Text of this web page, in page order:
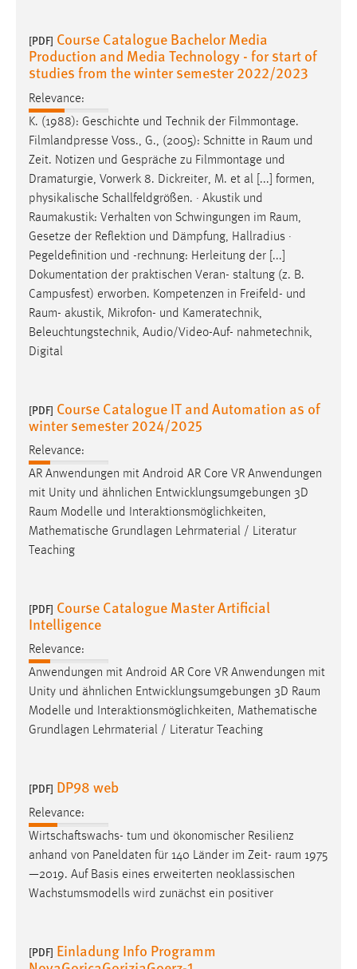
[PDF] Course Catalogue Bachelor Media
Production and Media Technology - for start of
studies from the winter semester 2022/2023
Relevance:
K. (1988): Geschichte und Technik der Filmmontage.
Filmlandpresse Voss., G., (2005): Schnitte in Raum und
Zeit. Notizen und Gespräche zu Filmmontage und
Dramaturgie, Vorwerk 8. Dickreiter, M. et al [...] formen,
physikalische Schallfeldgrößen. · Akustik und
Raumakustik: Verhalten von Schwingungen im Raum,
Gesetze der Reflektion und Dämpfung, Hallradius ·
Pegeldefinition und -rechnung: Herleitung der [...]
Dokumentation der praktischen Veran- staltung (z. B.
Campusfest) erworben. Kompetenzen in Freifeld- und
Raum- akustik, Mikrofon- und Kameratechnik,
Beleuchtungstechnik, Audio/Video-Auf- nahmetechnik,
Digital
[PDF] Course Catalogue IT and Automation as of
winter semester 2024/2025
Relevance:
AR Anwendungen mit Android AR Core VR Anwendungen
mit Unity und ähnlichen Entwicklungsumgebungen 3D
Raum Modelle und Interaktionsmöglichkeiten,
Mathematische Grundlagen Lehrmaterial / Literatur
Teaching
[PDF] Course Catalogue Master Artificial
Intelligence
Relevance:
Anwendungen mit Android AR Core VR Anwendungen mit
Unity und ähnlichen Entwicklungsumgebungen 3D Raum
Modelle und Interaktionsmöglichkeiten, Mathematische
Grundlagen Lehrmaterial / Literatur Teaching
[PDF] DP98 web
Relevance:
Wirtschaftswachs- tum und ökonomischer Resilienz
anhand von Paneldaten für 140 Länder im Zeit- raum 1975
—2019. Auf Basis eines erweiterten neoklassischen
Wachstumsmodells wird zunächst ein positiver
[PDF] Einladung Info Programm